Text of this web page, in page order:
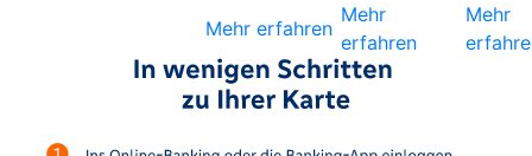
Mehr erfahren
Mehr
erfahren
Mehr